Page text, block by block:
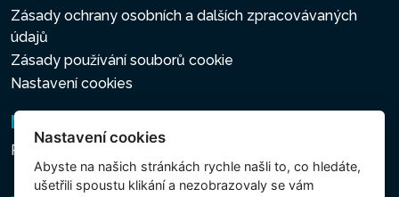
Zásady ochrany osobních a dalších zpracovávaných
údajů
Zásady používání souborů cookie
Nastavení cookies
Newsletter
Přihlášení k odběru novinek
Nastavení cookies
Abyste na našich stránkách rychle našli to, co hledáte,
ušetřili spoustu klikání a nezobrazovaly se vám